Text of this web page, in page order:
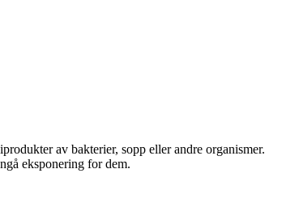
av bakterier, sopp eller andre organismer.
eksponering for dem.